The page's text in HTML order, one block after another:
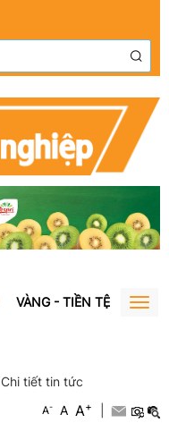
VÀNG - TIỀN TỆ BẤT
Chi tiết tin tức
A- A A+